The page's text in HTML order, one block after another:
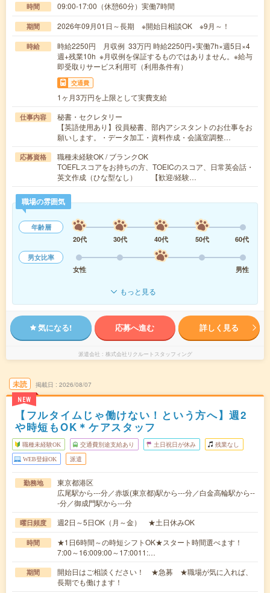
時間 09:00-17:00（休憩60分）実働7時間
期間 2026年09月01日～長期 ※開始日相談OK ※9月～！
時給
時給2250円 月収例 33万円 時給2250円×実働7h×週5日×4
週+残業10h ※月収例を保証するものではありません。※給与
即受取りサービス利用可（利用条件有）
交通費
1ヶ月3万円を上限として実費支給
仕事内容
秘書・セクレタリー
【英語使用あり】役員秘書、部内アシスタントのお仕事をお
願いします。・データ加工・資料作成・会議室調整…
応募資格
職種未経験OK / ブランクOK
TOEFLスコアをお持ちの方、TOEICのスコア、日常英会話・
英文作成（ひな型なし） 【歓迎/経験…
職場の雰囲気
年齢層
20代
30代 40代 50代
60代
男女比率
女性
男性
もっと見る
気になる! 応募へ進む 詳しく見る
派遣会社 株式会社リクルートスタッフィング
未読
NEW
掲載日 2026/08/07
【フルタイムじゃ働けない！という方へ】週2
や時短もOK＊ケアスタッフ
職種未経験OK 交通費別途支給あり 土日祝日が休み 残業なし
WEB登録OK 派遣
勤務地
東京都港区
広尾駅から---分／赤坂(東京都)駅から---分／白金高輪駅から--
-分／御成門駅から---分
曜日頻度 週2日～5日OK（月～金） ★土日休みOK
時間
★1日6時間～の時短シフトOK★スタート時間選べます！
7:00～16:009:00～17:0011:…
期間
開始日はご相談ください！ ★急募 ★職場が気に入れば、
長期でも働けます！